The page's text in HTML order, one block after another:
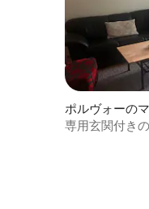
ポルヴォーの
パート
専用玄関付き